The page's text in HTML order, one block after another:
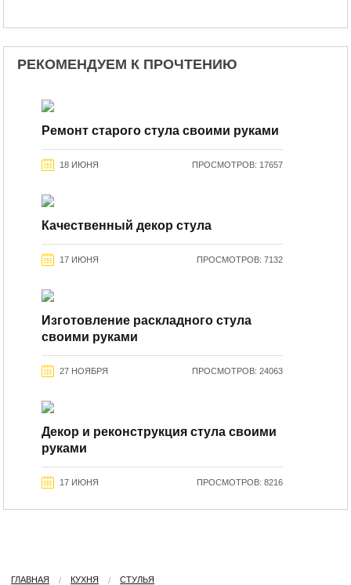
РЕКОМЕНДУЕМ К ПРОЧТЕНИЮ
Ремонт старого стула своими руками
18 ИЮНЯ ПРОСМОТРОВ: 17657
Качественный декор стула
17 ИЮНЯ ПРОСМОТРОВ: 7132
Изготовление раскладного стула
своими руками
27 НОЯБРЯ ПРОСМОТРОВ: 24063
Декор и реконструкция стула своими
руками
17 ИЮНЯ ПРОСМОТРОВ: 8216
ГЛАВНАЯ КУХНЯ СТУЛЬЯ